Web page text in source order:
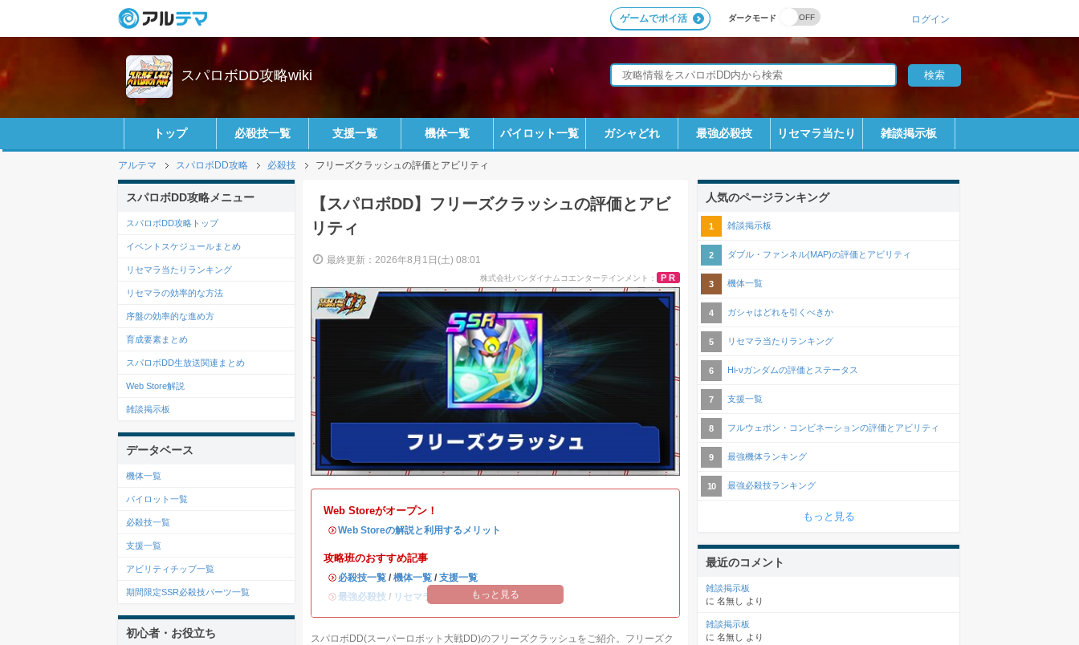
ダークモード
ゲームでポイ活 ログイン
スパロボDD攻略wiki
トップ 必殺技一覧 支援一覧 機体一覧 パイロット一覧 ガシャどれ 最強必殺技 リセマラ当たり 雑談掲示板
アルテマ スパロボDD攻略 必殺技 フリーズクラッシュの評価とアビリティ
【スパロボDD】フリーズクラッシュの評価とアビ
リティ
最終更新：2026年8月1日(土) 08:01
PR
Web Storeがオープン！
・Web Storeの解説と利用するメリット
攻略班のおすすめ記事
・ 必殺技一覧 / 機体一覧 / 支援一覧
・最強必殺技 / リセマラ当たりランキング
もっと見る
スパロボDD(スーパーロボット大戦DD)のフリーズクラッシュをご紹介。フリーズク
スパロボDD攻略メニュー
スパロボDD攻略トップ
イベントスケジュールまとめ
リセマラ当たりランキング
リセマラの効率的な方法
序盤の効率的な進め方
育成要素まとめ
スパロボDD生放送関連まとめ
Web Store解説
雑談掲示板
データベース
機体一覧
パイロット一覧
必殺技一覧
支援一覧
アビリティチップ一覧
期間限定SSR必殺技パーツ一覧
初心者・お役立ち
人気のページランキング
雑談掲示板
ダブル・ファンネル(MAP)の評価とアビリティ
機体一覧
ガシャはどれを引くべきか
リセマラ当たりランキング
Hi-νガンダムの評価とステータス
支援一覧
フルウェポン・コンビネーションの評価とアビリティ
最強機体ランキング
最強必殺技ランキング
もっと見る
最近のコメント
雑談掲示板
に 名無し より
雑談掲示板
に 名無し より